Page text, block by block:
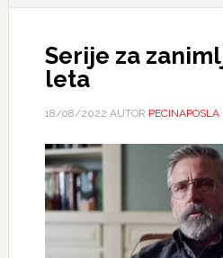
Serije za
leta
18/08/2022 AUTOR PECINAPOSLA